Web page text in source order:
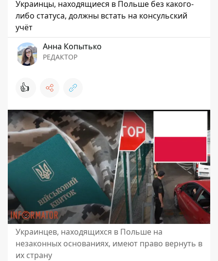
Украинцы, находящиеся в Польше без какого-
либо статуса, должны встать на консульский
учёт
Анна Копытько
РЕДАКТОР
👍
Украинцев, находящихся в Польше на
незаконных основаниях, имеют право вернуть в
их страну